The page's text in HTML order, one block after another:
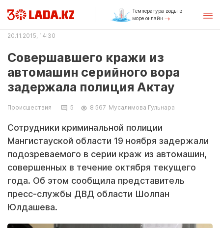
Температура воды в
море онлайн
20.11.2015, 14:30
Совершавшего кражи из
автомашин серийного вора
задержала полиция Актау
Происшествия 5 8 567 Мусалимова Гульнара
Сотрудники криминальной полиции
Мангистауской области 19 ноября задержали
подозреваемого в серии краж из автомашин,
совершенных в течение октября текущего
года. Об этом сообщила представитель
пресс-службы ДВД области Шолпан
Юлдашева.